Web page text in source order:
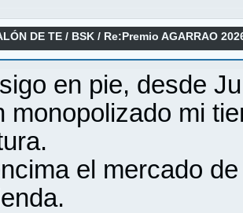
DE TE / BSK / Re:Premio AGARRAO
en pie, desde
monopolizado mi
el mercado